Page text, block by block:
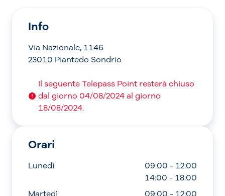
Info
Via Nazionale, 1146
23010 Piantedo Sondrio
Il seguente Telepass Point resterà chiuso
dal giorno 04/08/2024 al giorno
18/08/2024.
Orari
Lunedì
09:00 - 12:00
14:00 - 18:00